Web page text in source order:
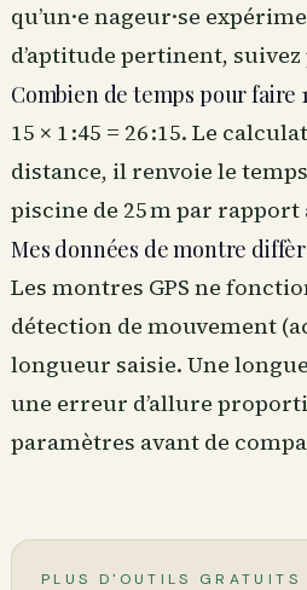
qu’un·e nageur·se
d’aptitude pertinent,
Combien de temps pour faire 1
15 × 1 :45 = 26 :15. Le
distance, il renvoie le
piscine de 25 m par rapport
Mes données de montre
Les montres GPS ne
détection de mouvement
longueur saisie. Une
une erreur d’allure
paramètres avant de
PLUS D'OUTILS GRATUITS